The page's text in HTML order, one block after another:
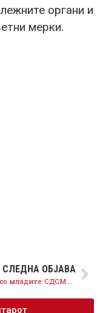
органи и
мерки.
СЛЕДНА ОБЈАВА
Разговор со младите: СДСМ има Програма за сигурна иднина на младите во сопствената држава